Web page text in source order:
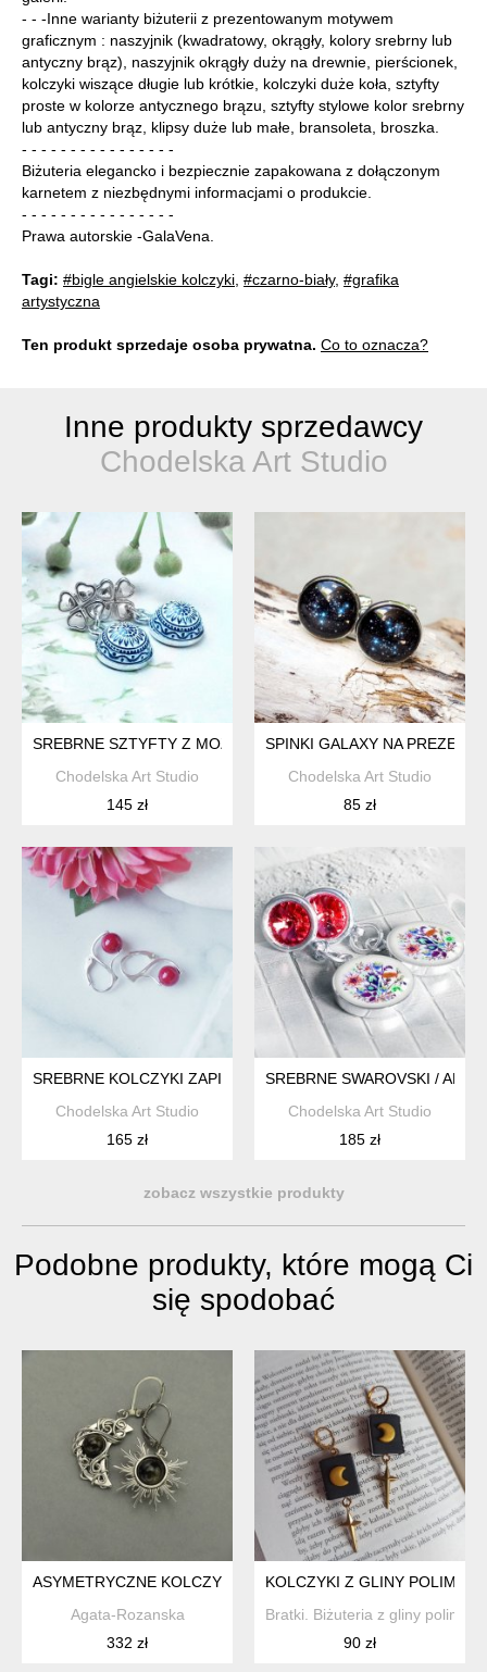
- - -Inne warianty biżuterii z prezentowanym motywem
graficznym : naszyjnik (kwadratowy, okrągły, kolory srebrny lub
antyczny brąz), naszyjnik okrągły duży na drewnie, pierścionek,
kolczyki wiszące długie lub krótkie, kolczyki duże koła, sztyfty
proste w kolorze antycznego brązu, sztyfty stylowe kolor srebrny
lub antyczny brąz, klipsy duże lub małe, bransoleta, broszka.
- - - - - - - - - - - - - - - -
Biżuteria elegancko i bezpiecznie zapakowana z dołączonym
karnetem z niezbędnymi informacjami o produkcie.
- - - - - - - - - - - - - - - -
Prawa autorskie -GalaVena.
Tagi: #bigle angielskie kolczyki #czarno-biały, #grafika
artystyczna
Ten produkt sprzedaje osoba prywatna. Co to oznacza?
Inne produkty sprzedawcy
Chodelska Art Studio
SREBRNE SZTYFTY Z MOZAIKĄ
Chodelska Art Studio
145 zł
SPINKI GALAXY NA
Chodelska Art Studio
85 zł
SREBRNE KOLCZYKI ZAPINANE Z KORALEM
Chodelska Art Studio
165 zł
SREBRNE SWAROVSKI / ART
Chodelska Art Studio
185 zł
zobacz wszystkie produkty
Podobne produkty, które mogą Ci
się spodobać
ASYMETRYCZNE KOLCZYKI SŁOŃCE I KSIĘŻYC OBSYDIAN
Agata-Rozanska
332 zł
KOLCZYKI Z GLINY
Bratki. Biżuteria z gliny
90 zł